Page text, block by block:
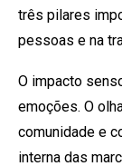
três pilares
pessoas e na
O impacto
emoções. O
comunidade e
interna das